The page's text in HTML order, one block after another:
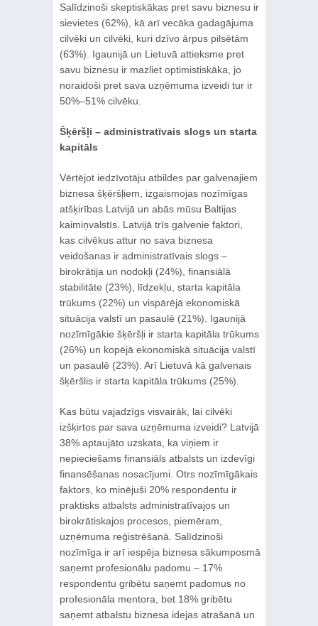
Salīdzinoši skeptiskākas pret savu biznesu ir
sievietes (62%), kā arī vecāka gadagājuma
cilvēki un cilvēki, kuri dzīvo ārpus pilsētām
(63%). Igaunijā un Lietuvā attieksme pret
savu biznesu ir mazliet optimistiskāka, jo
noraidoši pret sava uzņēmuma izveidi tur ir
50%–51% cilvēku.
Šķēršļi – administratīvais slogs un starta
kapitāls
Vērtējot iedzīvotāju atbildes par galvenajiem
biznesa šķēršļiem, izgaismojas nozīmīgas
atšķirības Latvijā un abās mūsu Baltijas
kaimiņvalstīs. Latvijā trīs galvenie faktori,
kas cilvēkus attur no sava biznesa
veidošanas ir administratīvais slogs –
birokrātija un nodokļi (24%), finansiālā
stabilitāte (23%), līdzekļu, starta kapitāla
trūkums (22%) un vispārējā ekonomiskā
situācija valstī un pasaulē (21%). Igaunijā
nozīmīgākie šķēršļi ir starta kapitāla trūkums
(26%) un kopējā ekonomiskā situācija valstī
un pasaulē (23%). Arī Lietuvā kā galvenais
šķēršlis ir starta kapitāla trūkums (25%).
Kas būtu vajadzīgs visvairāk, lai cilvēki
izšķirtos par sava uzņēmuma izveidi? Latvijā
38% aptaujāto uzskata, ka viņiem ir
nepieciešams finansiāls atbalsts un izdevīgi
finansēšanas nosacījumi. Otrs nozīmīgākais
faktors, ko minējuši 20% respondentu ir
praktisks atbalsts administratīvajos un
birokrātiskajos procesos, piemēram,
uzņēmuma reģistrēšanā. Salīdzinoši
nozīmīga ir arī iespēja biznesa sākumposmā
saņemt profesionālu padomu – 17%
respondentu gribētu saņemt padomus no
profesionāla mentora, bet 18% gribētu
saņemt atbalstu biznesa idejas atrašanā un